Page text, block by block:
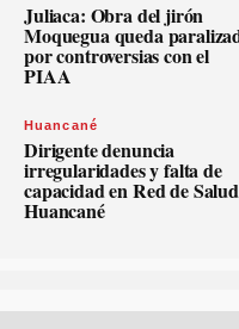
Juliaca: Obra del jirón
Moquegua queda
por controversias con el
PIAA
Huancané
Dirigente denuncia
irregularidades y falta de
capacidad en Red de Salud
Huancané